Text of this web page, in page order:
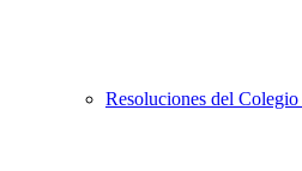
Resoluciones del